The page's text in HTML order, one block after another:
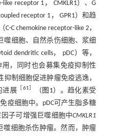
receptor 1， CMKLR1）、G
receptor 1， GPR1）和趋
C chemokine receptor-like 2，
噬细胞、自然杀伤细胞、浆细
dendritic cells， pDC）等，
，同时也会募集免疫抑制性
制细胞促进肿瘤免疫逃逸，
进展 ［61］ （ 图1）。趋化素受
疫细胞中。pDC可产生脂多糖
子可增强巨噬细胞中CMKLR1
噬细胞杀伤肿瘤。然而，肿瘤